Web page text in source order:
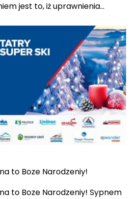
jest to, iż uprawnienia…
to Boze Narodzeniy!
to Boze Narodzeniy! Sypnem